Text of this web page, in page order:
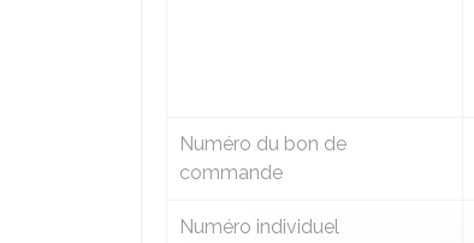
Numéro du bon de
commande
Numéro individuel